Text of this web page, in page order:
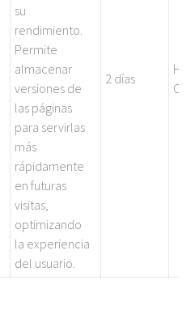
su
rendimiento.
Permite
almacenar
versiones de
las páginas
para servirlas
más
rápidamente
en futuras
visitas,
optimizando
la experiencia
del usuario.
2 días